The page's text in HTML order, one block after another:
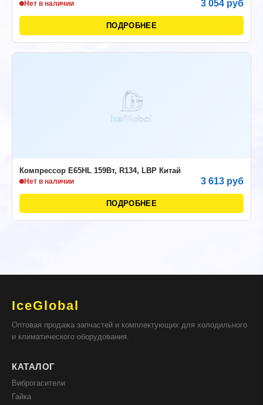
Нет в наличии 3 054 руб
ПОДРОБНЕЕ
Компрессор E65HL 159Вт, R134, LBP Китай
Нет в наличии 3 613 руб
ПОДРОБНЕЕ
IceGlobal
Оптовая продажа запчастей и комплектующих для холодильного
и климатического оборудования.
КАТАЛОГ
Виброгасители
Гайка